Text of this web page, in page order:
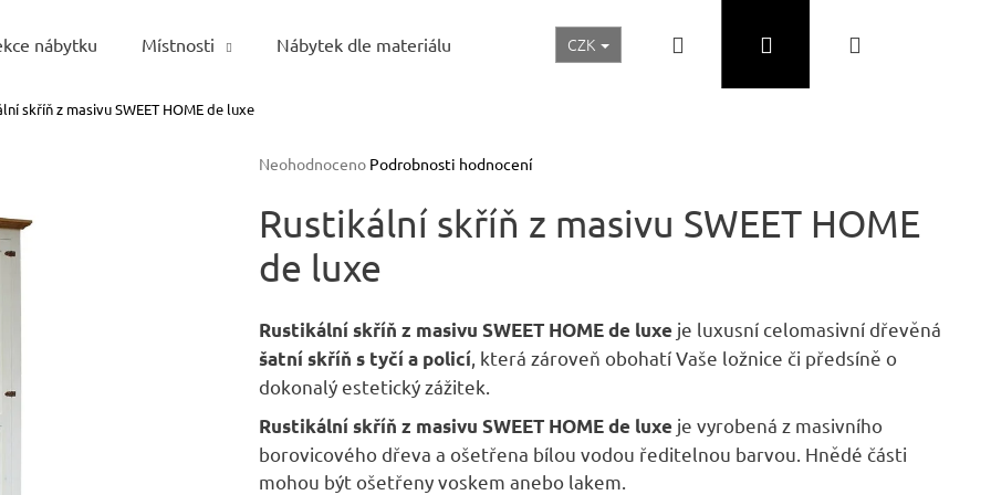
nábytku Místnosti Nábytek dle materiálu Realizace a inspirace Akční ceny Nábytek Skladem
CZK Přihlášení
skříň z masivu SWEET HOME de luxe
Průměrné
produktu
je
0,0
z
hvězdiček.
Neohodnoceno Podrobnosti hodnocení
Rustikální skříň z masivu SWEET HOME
de luxe
Rustikální skříň z masivu SWEET HOME de luxe je luxusní celomasivní dřevěná
šatní skříň s tyčí a policí , která zároveň obohatí Vaše ložnice či předsíně o
dokonalý estetický zážitek.
Rustikální skříň z masivu SWEET HOME de luxe je vyrobená z masivního
borovicového dřeva a ošetřena bílou vodou ředitelnou barvou. Hnědé části
mohou být ošetřeny voskem anebo lakem.
Co potřebujete najít?
HLEDAT
Následující